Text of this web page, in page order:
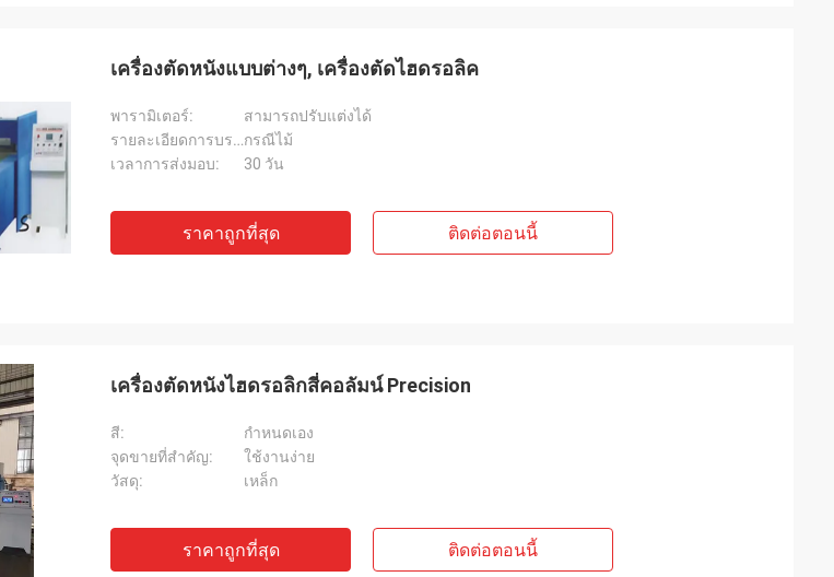
เครื่องตัดหนังแบบต่างๆ, เครื่องตัดไฮดรอลิค
พารามิเตอร์:
สามารถปรับแต่งได้
รายละเอียดการบรรจุ:กรณีไม้
เวลาการส่งมอบ:
30 วัน
ราคาถูกที่สุด ติดต่อตอนนี้
เครื่องตัดหนังไฮดรอลิกสี่คอลัมน์ Precision
สี:
กำหนดเอง
จุดขายที่สำคัญ:
ใช้งานง่าย
วัสดุ:
เหล็ก
ราคาถูกที่สุด ติดต่อตอนนี้